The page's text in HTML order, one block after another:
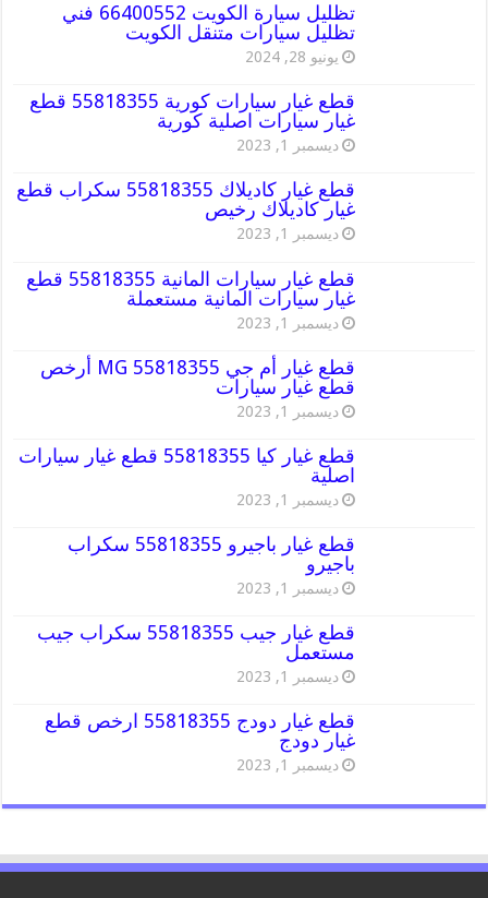
تظليل سيارة الكويت 66400552 فني
تظليل سيارات متنقل الكويت
يونيو 28, 2024
قطع غيار سيارات كورية 55818355 قطع
غيار سيارات اصلية كورية
ديسمبر 1, 2023
قطع غيار كاديلاك 55818355 سكراب قطع
غيار كاديلاك رخيص
ديسمبر 1, 2023
قطع غيار سيارات المانية 55818355 قطع
غيار سيارات المانية مستعملة
ديسمبر 1, 2023
قطع غيار أم جي MG 55818355 أرخص
قطع غيار سيارات
ديسمبر 1, 2023
قطع غيار كيا 55818355 قطع غيار سيارات
اصلية
ديسمبر 1, 2023
قطع غيار باجيرو 55818355 سكراب
باجيرو
ديسمبر 1, 2023
قطع غيار جيب 55818355 سكراب جيب
مستعمل
ديسمبر 1, 2023
قطع غيار دودج 55818355 ارخص قطع
غيار دودج
ديسمبر 1, 2023